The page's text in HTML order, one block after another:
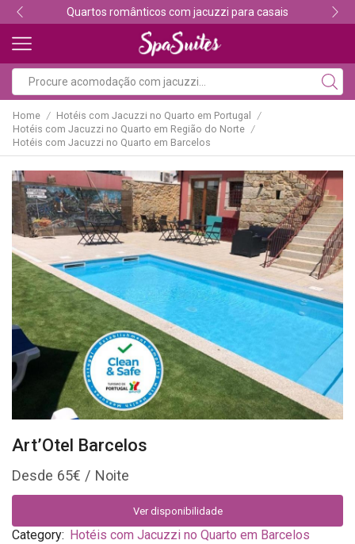
Quartos românticos com jacuzzi para casais
Home / Hotéis com Jacuzzi no Quarto em Portugal /
Hotéis com Jacuzzi no Quarto em Região do Norte /
Hotéis com Jacuzzi no Quarto em Barcelos
Art’Otel Barcelos
65€
Ver disponibilidade
Category: Hotéis com Jacuzzi no Quarto em Barcelos